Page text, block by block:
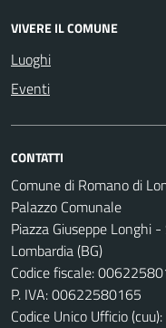
VIVERE IL COMUNE
Luoghi
Eventi
CONTATTI
Comune di Romano di
Palazzo Comunale
Piazza Giuseppe Longhi
Lombardia (BG)
Codice fiscale:
P. IVA: 00622580165
Codice Unico Ufficio